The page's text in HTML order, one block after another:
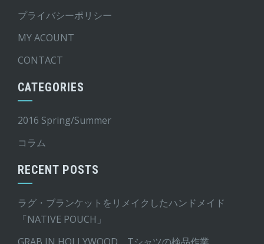
プライバシーポリシー
MY ACOUNT
CONTACT
CATEGORIES
2016 Spring/Summer
コラム
RECENT POSTS
ラグ・ブランケットをリメイクしたハンドメイド
「NATIVE POUCH」